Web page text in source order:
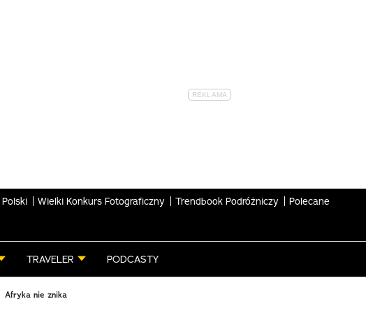
Wielki Konkurs Fotograficzny Trendbook Podróżniczy Polecane
TRAVELER PODCASTY
Afryka nie znika